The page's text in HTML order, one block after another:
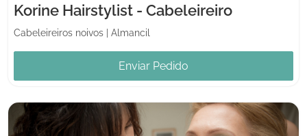
Korine Hairstylist - Cabeleireiro
Cabeleireiros noivos Almancil
Enviar Pedido